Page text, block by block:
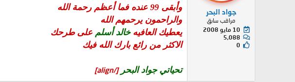
جواد البحر
مراقب سابق
10 مايو 2008
5,088
0
وأبقى 99 عنده فما أعظم رحمة الله
والراحمون يرحمهم الله
يعطيك العافيهخالد أسلم على طرحك
الاكثر من رائع بارك الله فيك
تحياتي جواد البحر[/align]